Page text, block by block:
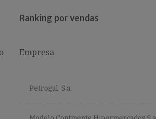
Ranking por vendas
Empresa
Petrogal, S.a.